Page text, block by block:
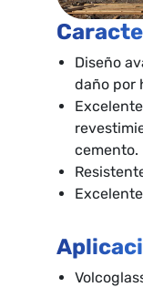
Diseño
daño por
cemento.